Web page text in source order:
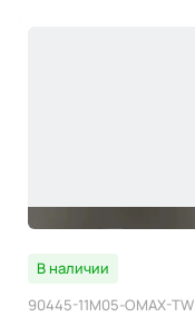
В наличии
90445-11M05-OMAX-TW